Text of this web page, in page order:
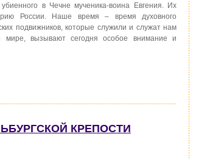
в Чечне мученика-воина Евгения. Их
России. Наше время – время духовного
подвижников, которые служили и служат нам
вызывают сегодня особое внимание и
КРЕПОСТИ